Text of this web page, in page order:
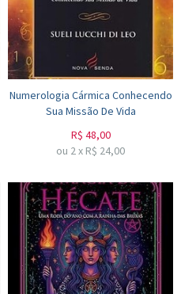
Numerologia Cármica Conhecendo
Sua Missão De Vida
R$ 48,00
ou 2x R$ 24,00